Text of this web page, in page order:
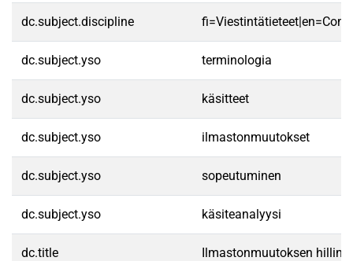
dc.subject.discipline
dc.subject.yso terminologia
dc.subject.yso käsitteet
dc.subject.yso ilmastonmuutokset
dc.subject.yso sopeutuminen
dc.subject.yso käsiteanalyysi
dc.title Ilmastonmuutoksen